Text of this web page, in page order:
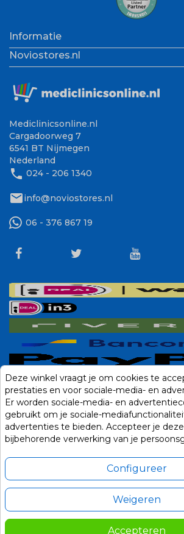
Informatie
Noviostores.nl
Mediclinicsonline.nl
Cargadoorweg 7
6541 BT Nijmegen
Nederland
phone 024 - 206 1340
mailinfo@noviostores.nl
06 - 376 867 19
Deze winkel vraagt je om cookies te
prestaties en voor sociale-media- en
Er worden sociale-media- en
gebruikt om je sociale-
advertenties te bieden. Accepteer je
bijbehorende verwerking van je
Configureer
Weigeren
Accepteren